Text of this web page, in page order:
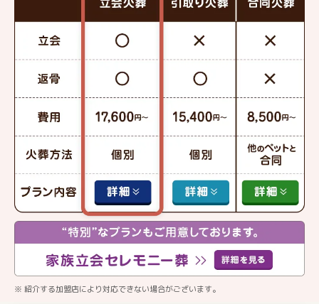
※ 紹介する加盟店により対応できない場合がございます。